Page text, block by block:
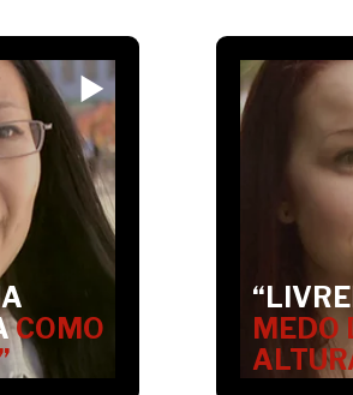
COMO
MEDO